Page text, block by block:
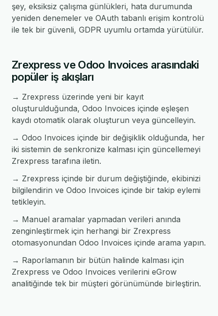
şey, eksiksiz çalışma günlükleri, hata durumunda
yeniden denemeler ve OAuth tabanlı erişim kontrolü
ile tek bir güvenli, GDPR uyumlu ortamda yürütülür.
Zrexpress ve Odoo Invoices arasındaki
popüler iş akışları
→ Zrexpress üzerinde yeni bir kayıt
oluşturulduğunda, Odoo Invoices içinde eşleşen
kaydı otomatik olarak oluşturun veya güncelleyin.
→ Odoo Invoices içinde bir değişiklik olduğunda, her
iki sistemin de senkronize kalması için güncellemeyi
Zrexpress tarafına iletin.
→ Zrexpress içinde bir durum değiştiğinde, ekibinizi
bilgilendirin ve Odoo Invoices içinde bir takip eylemi
tetikleyin.
→ Manuel aramalar yapmadan verileri anında
zenginleştirmek için herhangi bir Zrexpress
otomasyonundan Odoo Invoices içinde arama yapın.
→ Raporlamanın bir bütün halinde kalması için
Zrexpress ve Odoo Invoices verilerini eGrow
analitiğinde tek bir müşteri görünümünde birleştirin.